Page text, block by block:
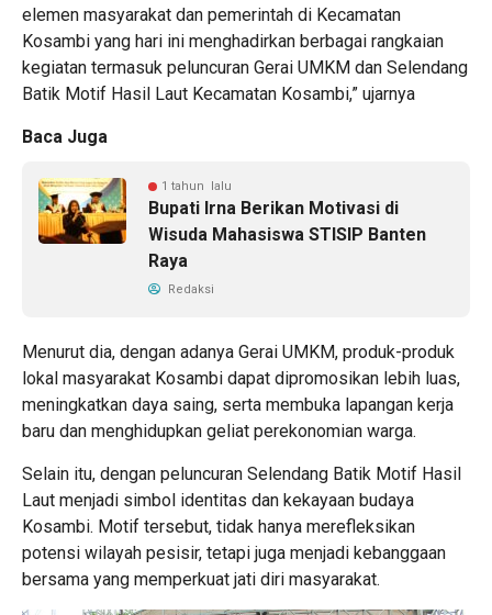
elemen masyarakat dan pemerintah di Kecamatan
Kosambi yang hari ini menghadirkan berbagai rangkaian
kegiatan termasuk peluncuran Gerai UMKM dan Selendang
Batik Motif Hasil Laut Kecamatan Kosambi,” ujarnya
Baca Juga
1 tahun lalu
Bupati Irna Berikan Motivasi di
Wisuda Mahasiswa STISIP Banten
Raya
Redaksi
Menurut dia, dengan adanya Gerai UMKM, produk-produk
lokal masyarakat Kosambi dapat dipromosikan lebih luas,
meningkatkan daya saing, serta membuka lapangan kerja
baru dan menghidupkan geliat perekonomian warga.
Selain itu, dengan peluncuran Selendang Batik Motif Hasil
Laut menjadi simbol identitas dan kekayaan budaya
Kosambi. Motif tersebut, tidak hanya merefleksikan
potensi wilayah pesisir, tetapi juga menjadi kebanggaan
bersama yang memperkuat jati diri masyarakat.